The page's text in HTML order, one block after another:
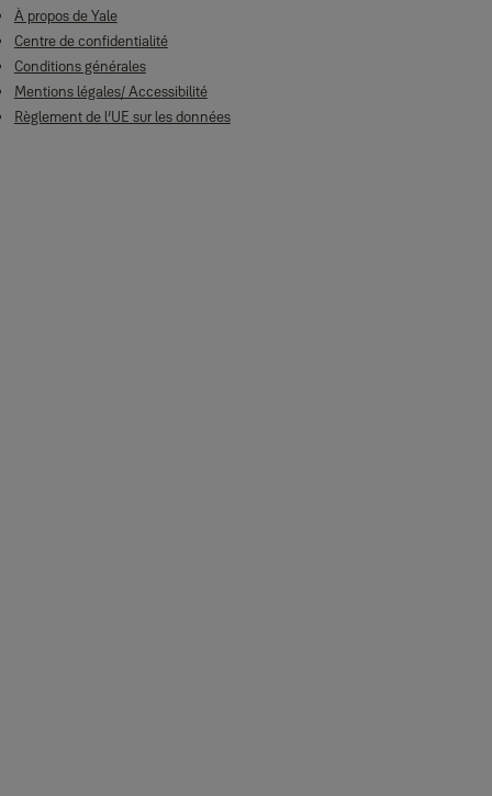
À propos de Yale
Centre de confidentialité
Conditions générales
Mentions légales/ Accessibilité
Règlement de l’UE sur les données